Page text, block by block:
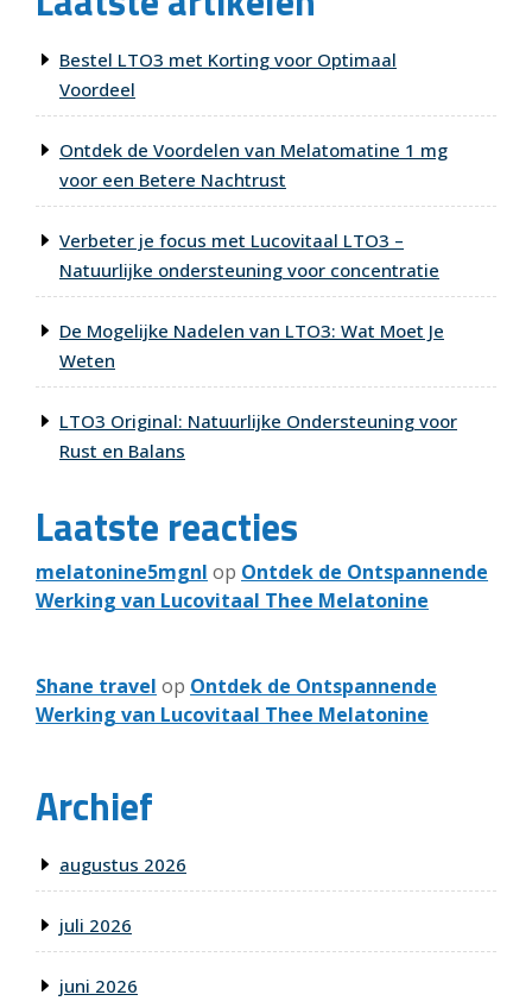
Bestel LTO3 met Korting voor Optimaal
Voordeel
Ontdek de Voordelen van Melatomatine 1 mg
voor een Betere Nachtrust
Verbeter je focus met Lucovitaal LTO3 –
Natuurlijke ondersteuning voor concentratie
De Mogelijke Nadelen van LTO3: Wat Moet Je
Weten
LTO3 Original: Natuurlijke Ondersteuning voor
Rust en Balans
Laatste reacties
melatonine5mgnl op Ontdek de Ontspannende
Werking van Lucovitaal Thee Melatonine
Shane travel op Ontdek de Ontspannende
Werking van Lucovitaal Thee Melatonine
Archief
augustus 2026
juli 2026
juni 2026